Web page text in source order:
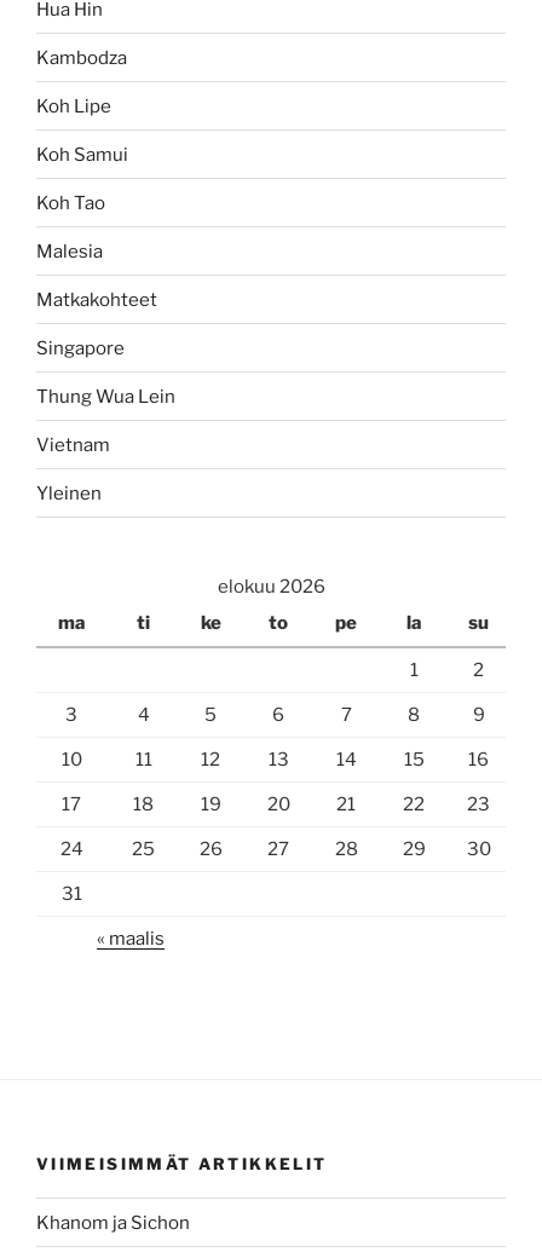
Hua Hin
Kambodza
Koh Lipe
Koh Samui
Koh Tao
Malesia
Matkakohteet
Singapore
Thung Wua Lein
Vietnam
Yleinen
elokuu 2026
ma
ti ke to pe la su
1 2
3 4 5 6 7 8 9
10 11 12 13 14 15 16
17 18 19 20 21 22 23
24 25 26 27 28 29 30
31
« maalis
VIIMEISIMMÄT ARTIKKELIT
Khanom ja Sichon